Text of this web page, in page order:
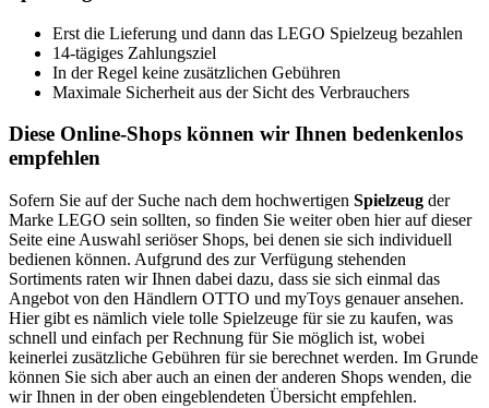
Erst die Lieferung und dann das LEGO Spielzeug bezahlen
14-tägiges Zahlungsziel
In der Regel keine zusätzlichen Gebühren
Maximale Sicherheit aus der Sicht des Verbrauchers
Diese Online-Shops können wir Ihnen bedenkenlos
empfehlen
Sofern Sie auf der Suche nach dem hochwertigen Spielzeug der
Marke LEGO sein sollten, so finden Sie weiter oben hier auf dieser
Seite eine Auswahl seriöser Shops, bei denen sie sich individuell
bedienen können. Aufgrund des zur Verfügung stehenden
Sortiments raten wir Ihnen dabei dazu, dass sie sich einmal das
Angebot von den Händlern OTTO und myToys genauer ansehen.
Hier gibt es nämlich viele tolle Spielzeuge für sie zu kaufen, was
schnell und einfach per Rechnung für Sie möglich ist, wobei
keinerlei zusätzliche Gebühren für sie berechnet werden. Im Grunde
können Sie sich aber auch an einen der anderen Shops wenden, die
wir Ihnen in der oben eingeblendeten Übersicht empfehlen.